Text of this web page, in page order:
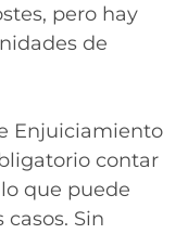
pero hay
de
Enjuiciamiento
contar
que puede
Sin